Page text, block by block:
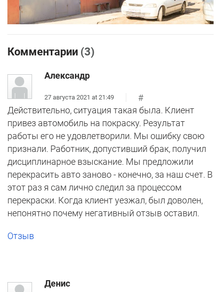
Комментарии (3)
Александр
27 августа 2021 at 21:49
#
Действительно, ситуация такая была. Клиент
привез автомобиль на покраску. Результат
работы его не удовлетворили. Мы ошибку свою
признали. Работник, допустивший брак, получил
дисциплинарное взыскание. Мы предложили
перекрасить авто заново - конечно, за наш счет. В
этот раз я сам лично следил за процессом
перекраски. Когда клиент уезжал, был доволен,
непонятно почему негативный отзыв оставил.
Отзыв
Денис